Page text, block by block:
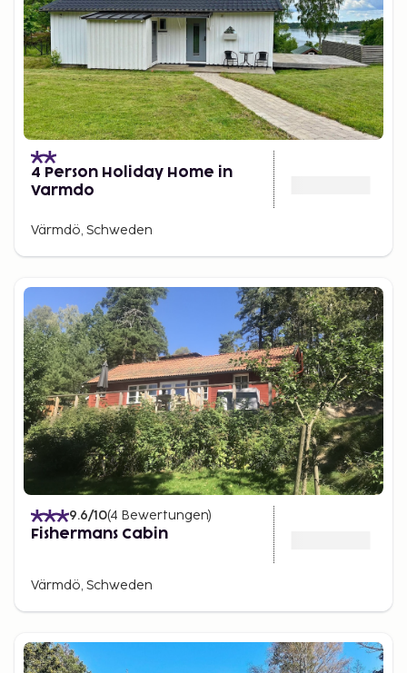
4 Person Holiday Home in
Varmdo
Värmdö, Schweden
9.6/10(4 Bewertungen)
Fishermans Cabin
Värmdö, Schweden